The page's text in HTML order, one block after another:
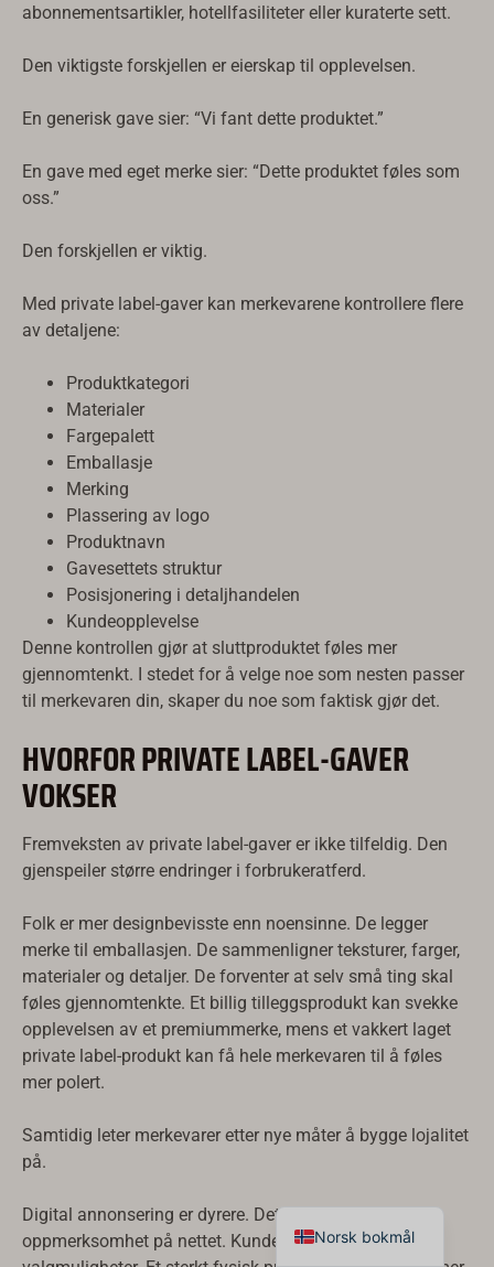
abonnementsartikler, hotellfasiliteter eller kuraterte sett.
Den viktigste forskjellen er eierskap til opplevelsen.
En generisk gave sier: “Vi fant dette produktet.”
En gave med eget merke sier: “Dette produktet føles som
oss.”
Den forskjellen er viktig.
Med private label-gaver kan merkevarene kontrollere flere
av detaljene:
Produktkategori
Materialer
Fargepalett
Emballasje
Merking
Plassering av logo
Produktnavn
Gavesettets struktur
Posisjonering i detaljhandelen
Kundeopplevelse
Denne kontrollen gjør at sluttproduktet føles mer
gjennomtenkt. I stedet for å velge noe som nesten passer
til merkevaren din, skaper du noe som faktisk gjør det.
HVORFOR PRIVATE LABEL-GAVER
VOKSER
Fremveksten av private label-gaver er ikke tilfeldig. Den
gjenspeiler større endringer i forbrukeratferd.
Folk er mer designbevisste enn noensinne. De legger
merke til emballasjen. De sammenligner teksturer, farger,
materialer og detaljer. De forventer at selv små ting skal
føles gjennomtenkte. Et billig tilleggsprodukt kan svekke
opplevelsen av et premiummerke, mens et vakkert laget
private label-produkt kan få hele merkevaren til å føles
mer polert.
Samtidig leter merkevarer etter nye måter å bygge lojalitet
på.
Digital annonsering er dyrere. Det er vanskeligere å få
oppmerksomhet på nettet. Kundene er overveldet av
Norsk bokmål
Français
Italiano
Deutsch
日本語
Nederlands
Dansk
Suomi
Ελληνικά
Română
Türkçe